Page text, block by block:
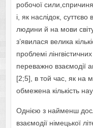
робочої
і, як наслідок,
людини й на мови
з’явилася велика
проблемі
переважно взаємодії
[2;5], в той час, як на
обмежена кількість
Однією з найменш
взаємодії німецької